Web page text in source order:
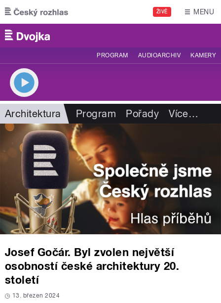
Přejít k hlavnímu obsahu
ŽIVĚ MENU
PROGRAM AUDIOARCHIV KAMERY
Architektura Program Pořady Více…
Josef Gočár. Byl zvolen největší
osobností české architektury 20.
století
13. březen 2024